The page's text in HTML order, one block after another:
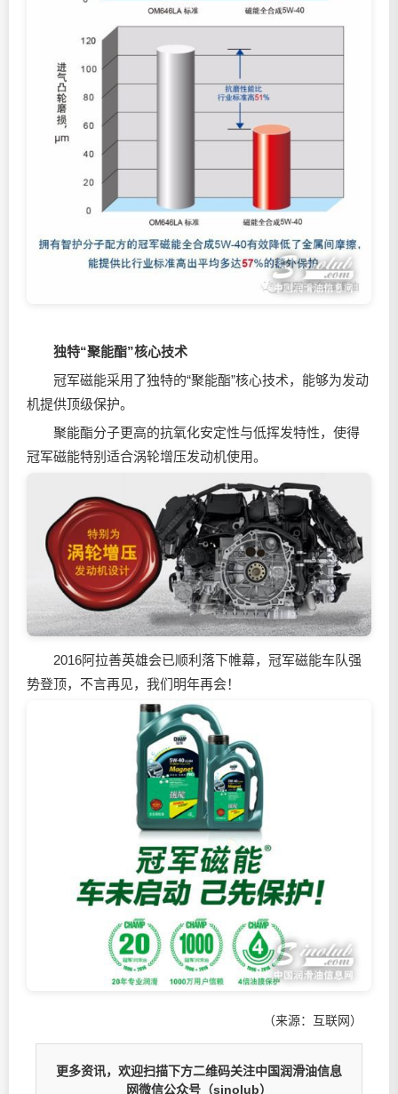
独特“聚能酯”核心技术
冠军磁能采用了独特的“聚能酯”核心技术，能够为发动
机提供顶级保护。
聚能酯分子更高的抗氧化安定性与低挥发特性，使得
冠军磁能特别适合涡轮增压发动机使用。
2016阿拉善英雄会已顺利落下帷幕，冠军磁能车队强
势登顶，不言再见，我们明年再会！
（来源：互联网）
更多资讯，欢迎扫描下方二维码关注中国润滑油信息
网微信公众号（sinolub）